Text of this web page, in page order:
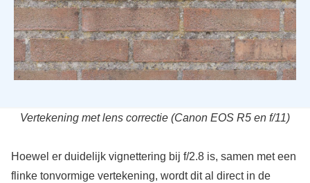
Vertekening met lens correctie (Canon EOS R5 en f/11)
Hoewel er duidelijk vignettering bij f/2.8 is, samen met een
flinke tonvormige vertekening, wordt dit al direct in de